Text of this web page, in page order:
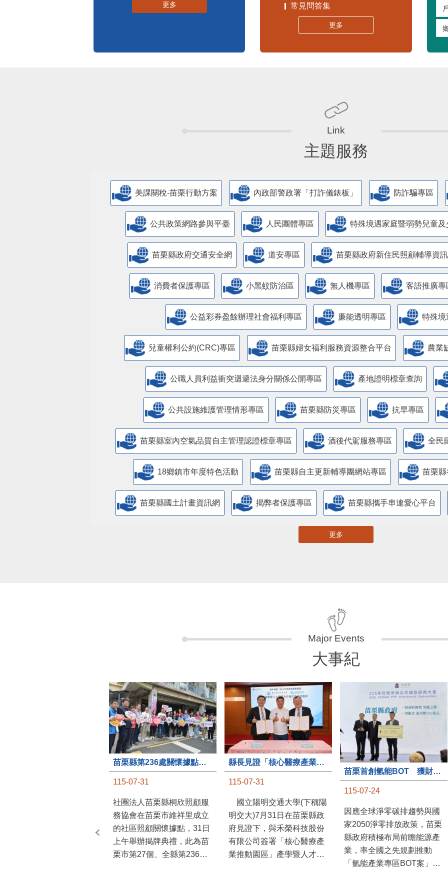
更多 常見問答集
更多
主題服務
美課關稅-苗栗行動方案 內政部警政署「打詐儀錶板」 防詐騙專區
公共政策網路參與平臺 人民團體專區 特殊境遇家庭暨弱勢兒童
苗栗縣政府交通安全網 道安專區 苗栗縣政府新住民照顧輔導資
消費者保護專區 小黑蚊防治區 無人機專區 客語推廣專
公益彩券盈餘辦理社會福利專區 廉能透明專區 特殊境
兒童權利公約(CRC)專區 苗栗縣婦女福利服務資源整合平台 農業
公職人員利益衝突迴避法身分關係公開專區 產地證明標章查詢
​公共設施維護管理情形專區 苗栗縣防災專區 抗旱專區
苗栗縣室內空氣品質自主管理認證標章專區 酒後代駕服務專區 全民
18鄉鎮市年度特色活動 苗栗縣自主更新輔導團網站專區 苗栗
苗栗縣國土計畫資訊網 揭弊者保護專區 苗栗縣攜手串連愛心平台
更多
大事紀
苗栗縣第236處關懷據點在苗栗市維祥里揭牌
115-07-31
社團法人苗栗縣桐欣照顧服
務協會在苗栗市維祥里成立
的社區照顧關懷據點，31日
上午舉辦揭牌典禮，此為苗
栗市第27個、全縣第236處
縣長見證「核心醫療產業推動園區」產學合作簽約儀式
115-07-31
國立陽明交通大學(下稱陽
明交大)7月31日在苗栗縣政
府見證下，與禾榮科技股份
有限公司簽署「核心醫療產
業推動園區」產學暨人才培
苗栗首創氫能BOT 獲財政部「突破之翼」肯定
115-07-24
因應全球淨零碳排趨勢與國
家2050淨零排放政策，苗栗
縣政府積極布局前瞻能源產
業，率全國之先規劃推動
「氫能產業專區BOT案」，